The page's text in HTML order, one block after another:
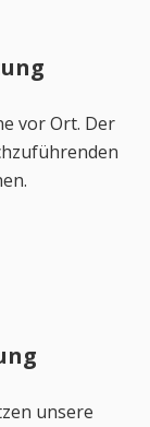
vor Ort. Der
unsere